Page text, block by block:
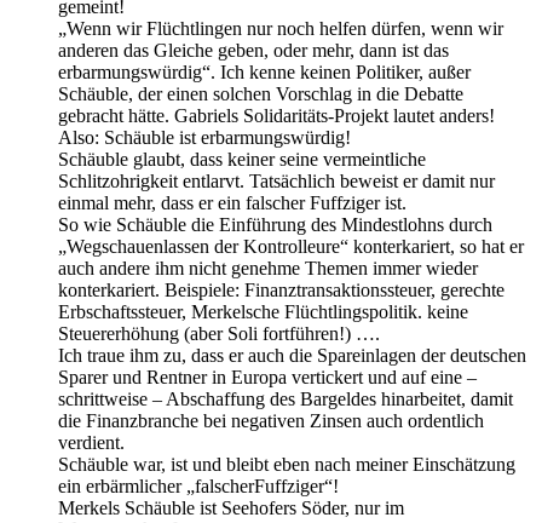
gemeint!
„Wenn wir Flüchtlingen nur noch helfen dürfen, wenn wir
anderen das Gleiche geben, oder mehr, dann ist das
erbarmungswürdig“. Ich kenne keinen Politiker, außer
Schäuble, der einen solchen Vorschlag in die Debatte
gebracht hätte. Gabriels Solidaritäts-Projekt lautet anders!
Also: Schäuble ist erbarmungswürdig!
Schäuble glaubt, dass keiner seine vermeintliche
Schlitzohrigkeit entlarvt. Tatsächlich beweist er damit nur
einmal mehr, dass er ein falscher Fuffziger ist.
So wie Schäuble die Einführung des Mindestlohns durch
„Wegschauenlassen der Kontrolleure“ konterkariert, so hat er
auch andere ihm nicht genehme Themen immer wieder
konterkariert. Beispiele: Finanztransaktionssteuer, gerechte
Erbschaftssteuer, Merkelsche Flüchtlingspolitik. keine
Steuererhöhung (aber Soli fortführen!) ….
Ich traue ihm zu, dass er auch die Spareinlagen der deutschen
Sparer und Rentner in Europa vertickert und auf eine –
schrittweise – Abschaffung des Bargeldes hinarbeitet, damit
die Finanzbranche bei negativen Zinsen auch ordentlich
verdient.
Schäuble war, ist und bleibt eben nach meiner Einschätzung
ein erbärmlicher „falscherFuffziger“!
Merkels Schäuble ist Seehofers Söder, nur im